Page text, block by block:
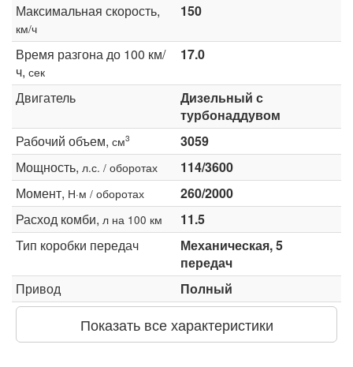
Максимальная скорость,
км/ч
150
Время разгона до 100 км/
ч, сек
17.0
Двигатель
Дизельный с
турбонаддувом
Рабочий объем, см3
3059
Мощность, л.с. / оборотах
114/3600
Момент, Н·м / оборотах
260/2000
Расход комби, л на 100 км
11.5
Тип коробки передач
Механическая, 5
передач
Привод
Полный
Показать все характеристики